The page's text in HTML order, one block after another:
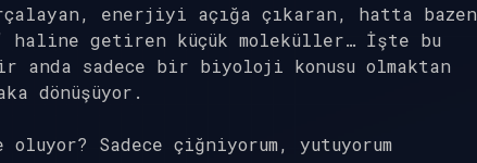
enerjiyi açığa çıkaran, hatta bazen
haline getiren küçük moleküller… İşte bu
anda sadece bir biyoloji konusu olmaktan
dönüşüyor.
Sadece çiğniyorum, yutuyorum